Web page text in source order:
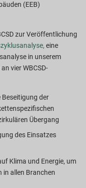
(EEB)
zur Veröffentlichung
eine
in unserem
vier WBCSD-
der
Übergang
des Einsatzes
Klima und Energie, um
in allen Branchen